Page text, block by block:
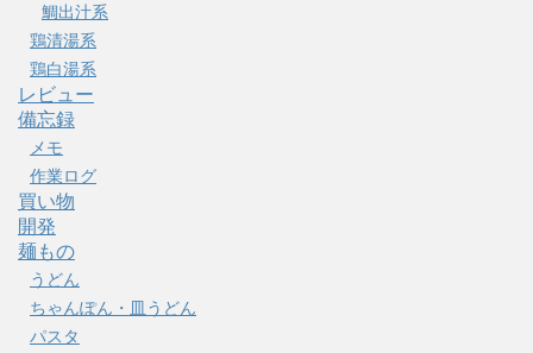
鯛出汁系
鶏清湯系
鶏白湯系
レビュー
備忘録
メモ
作業ログ
買い物
開発
麺もの
うどん
ちゃんぽん・皿うどん
パスタ